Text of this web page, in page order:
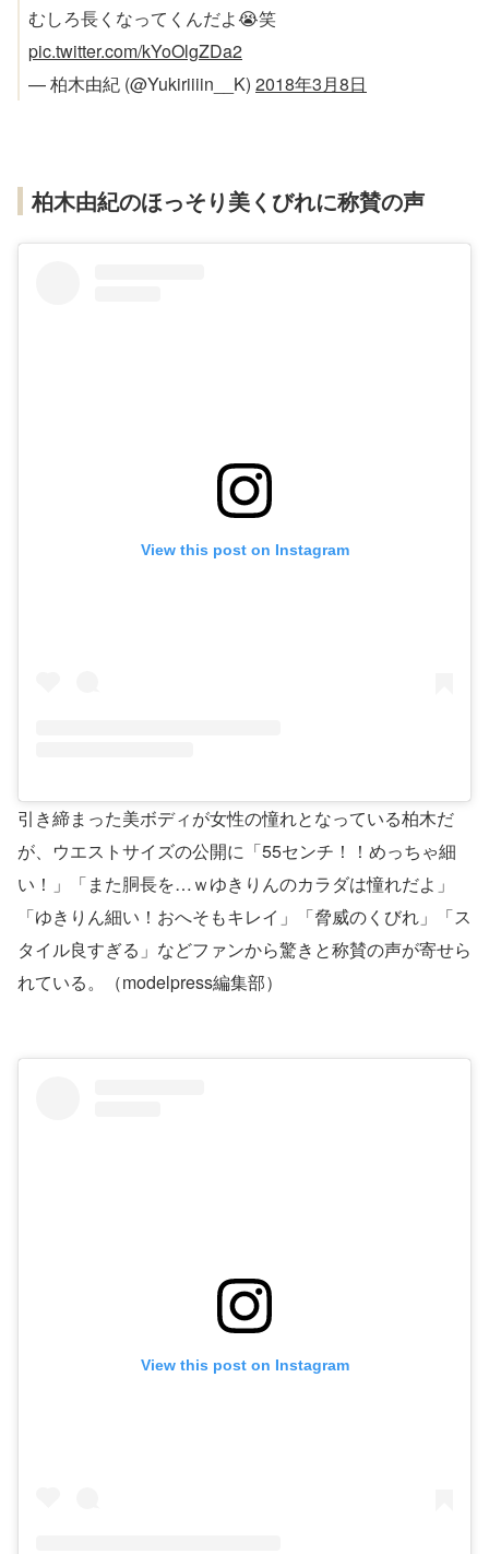
むしろ長くなってくんだよ😭笑
pic.twitter.com/kYoOlgZDa2
— 柏木由紀 (@Yukiriiiin__K) 2018年3月8日
柏木由紀のほっそり美くびれに称賛の声
View this post on Instagram
引き締まった美ボディが女性の憧れとなっている柏木だ
が、ウエストサイズの公開に「55センチ！！めっちゃ細
い！」「また胴長を…ｗゆきりんのカラダは憧れだよ」
「ゆきりん細い！おへそもキレイ」「脅威のくびれ」「ス
タイル良すぎる」などファンから驚きと称賛の声が寄せら
れている。（modelpress編集部）
View this post on Instagram